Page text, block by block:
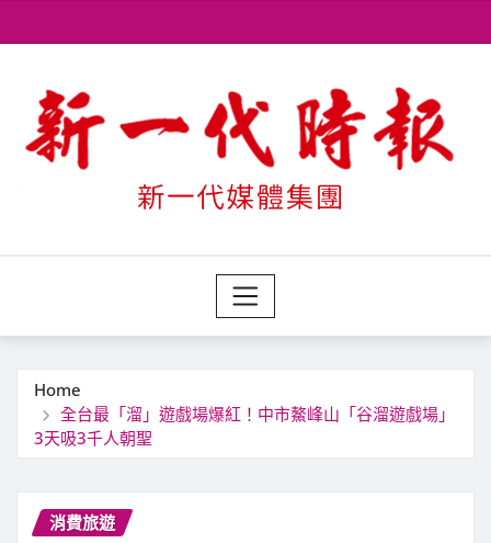
to
Home
全台最「溜」遊戲場爆紅！中市鰲峰山「谷溜遊戲場」
3天吸3千人朝聖
消費旅遊